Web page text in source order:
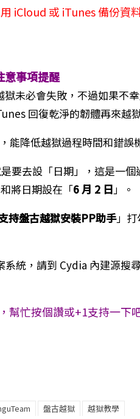
iCloud 或 iTunes 備份資
意事項提醒
未必會失敗，不過如果不
回復乾淨的韌體再來越
能降低越獄過程時間和錯誤
要去設「日期」，這是一個
將日期設在「6 月 2 日」。
持盤古越獄安裝PP助手」打
統，請到 Cydia 內建源搜
幫忙按個讚或+1支持一下
盤古越獄 越獄教學